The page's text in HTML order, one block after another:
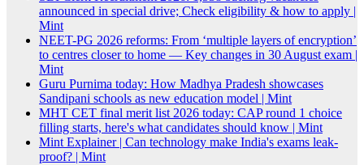
announced in special drive; Check eligibility & how to apply |
Mint
NEET-PG 2026 reforms: From ‘multiple layers of encryption’
to centres closer to home — Key changes in 30 August exam |
Mint
Guru Purnima today: How Madhya Pradesh showcases
Sandipani schools as new education model | Mint
MHT CET final merit list 2026 today: CAP round 1 choice
filling starts, here's what candidates should know | Mint
Mint Explainer | Can technology make India's exams leak-
proof? | Mint